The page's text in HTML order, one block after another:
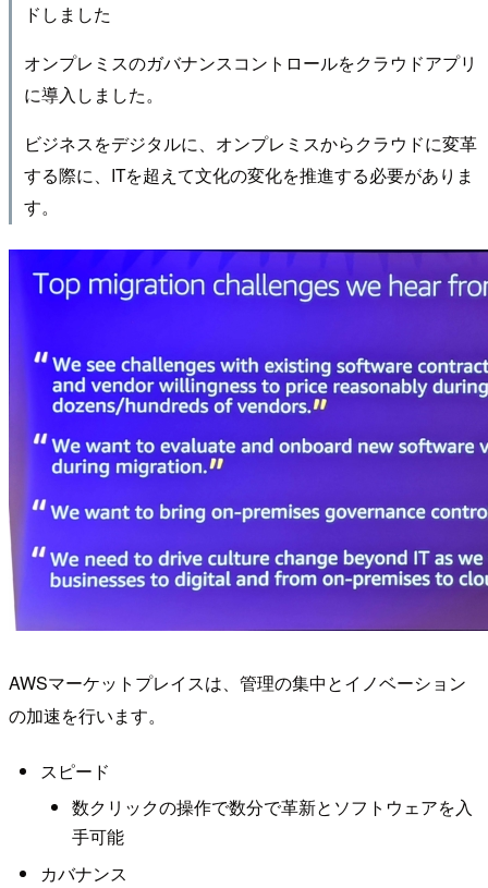
ドしました
オンプレミスのガバナンスコントロールをクラウドアプリ
に導入しました。
ビジネスをデジタルに、オンプレミスからクラウドに変革
する際に、ITを超えて文化の変化を推進する必要がありま
す。
AWSマーケットプレイスは、管理の集中とイノベーション
の加速を行います。
スピード
数クリックの操作で数分で革新とソフトウェアを入
手可能
カバナンス